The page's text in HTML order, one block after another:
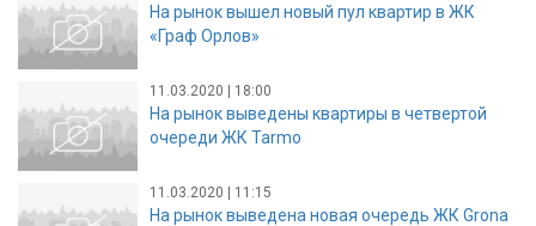
На рынок вышел новый пул квартир в ЖК
«Граф Орлов»
11.03.2020 | 18:00
На рынок выведены квартиры в четвертой
очереди ЖК Tarmo
11.03.2020 | 11:15
На рынок выведена новая очередь ЖК Grona